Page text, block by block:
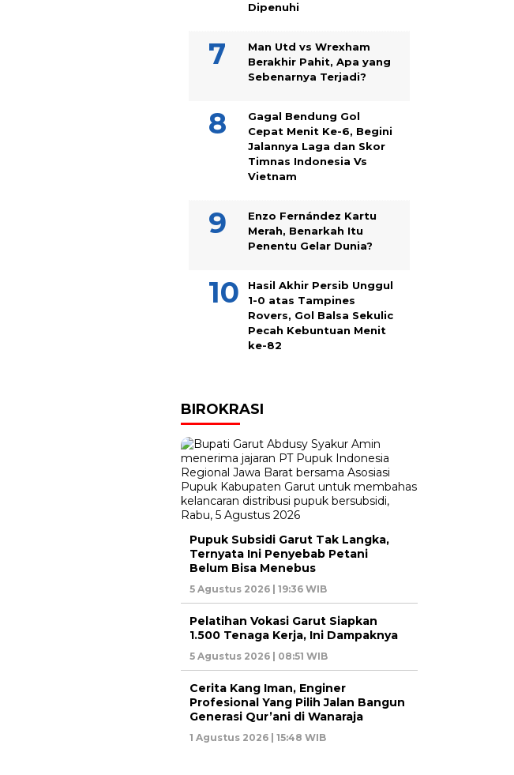
Dipenuhi
Man Utd vs Wrexham
Berakhir Pahit, Apa yang
Sebenarnya Terjadi?
Gagal Bendung Gol
Cepat Menit Ke-6, Begini
Jalannya Laga dan Skor
Timnas Indonesia Vs
Vietnam
Enzo Fernández Kartu
Merah, Benarkah Itu
Penentu Gelar Dunia?
Hasil Akhir Persib Unggul
1-0 atas Tampines
Rovers, Gol Balsa Sekulic
Pecah Kebuntuan Menit
ke-82
BIROKRASI
Pupuk Subsidi Garut Tak Langka,
Ternyata Ini Penyebab Petani
Belum Bisa Menebus
5 Agustus 2026 | 19:36 WIB
Pelatihan Vokasi Garut Siapkan
1.500 Tenaga Kerja, Ini Dampaknya
5 Agustus 2026 | 08:51 WIB
Cerita Kang Iman, Enginer
Profesional Yang Pilih Jalan Bangun
Generasi Qur’ani di Wanaraja
1 Agustus 2026 | 15:48 WIB